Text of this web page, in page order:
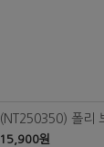
(NT250350) 폴리
15,900원